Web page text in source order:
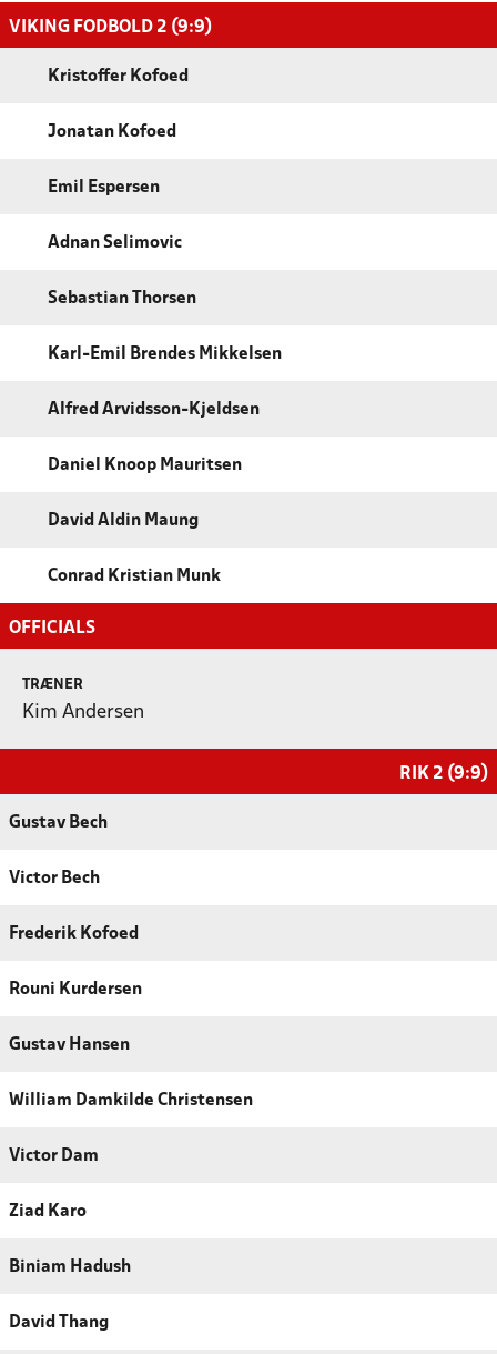
VIKING FODBOLD 2 (9:9)
Kristoffer Kofoed
Jonatan Kofoed
Emil Espersen
Adnan Selimovic
Sebastian Thorsen
Karl-Emil Brendes Mikkelsen
Alfred Arvidsson-Kjeldsen
Daniel Knoop Mauritsen
David Aldin Maung
Conrad Kristian Munk
OFFICIALS
TRÆNER
Kim Andersen
RIK 2 (9:9)
Gustav Bech
Victor Bech
Frederik Kofoed
Rouni Kurdersen
Gustav Hansen
William Damkilde Christensen
Victor Dam
Ziad Karo
Biniam Hadush
David Thang